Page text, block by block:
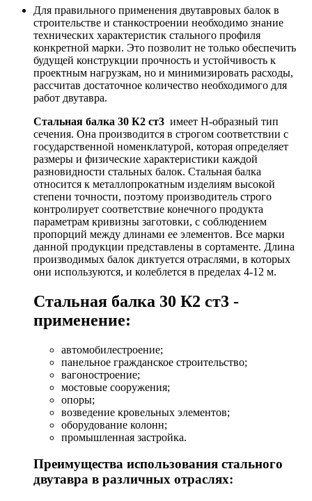
Для правильного применения двутавровых балок в
строительстве и станкостроении необходимо знание
технических характеристик стального профиля
конкретной марки. Это позволит не только обеспечить
будущей конструкции прочность и устойчивость к
проектным нагрузкам, но и минимизировать расходы,
рассчитав достаточное количество необходимого для
работ двутавра.
Стальная балка 30 К2 ст3 имеет Н-образный тип
сечения. Она производится в строгом соответствии с
государственной номенклатурой, которая определяет
размеры и физические характеристики каждой
разновидности стальных балок. Стальная балка
относится к металлопрокатным изделиям высокой
степени точности, поэтому производитель строго
контролирует соответствие конечного продукта
параметрам кривизны заготовки, с соблюдением
пропорций между длинами ее элементов. Все марки
данной продукции представлены в сортаменте. Длина
производимых балок диктуется отраслями, в которых
они используются, и колеблется в пределах 4-12 м.
Стальная балка 30 К2 ст3 -
применение:
автомобилестроение;
панельное гражданское строительство;
вагоностроение;
мостовые сооружения;
опоры;
возведение кровельных элементов;
оборудование колонн;
промышленная застройка.
Преимущества использования стального
двутавра в различных отраслях: